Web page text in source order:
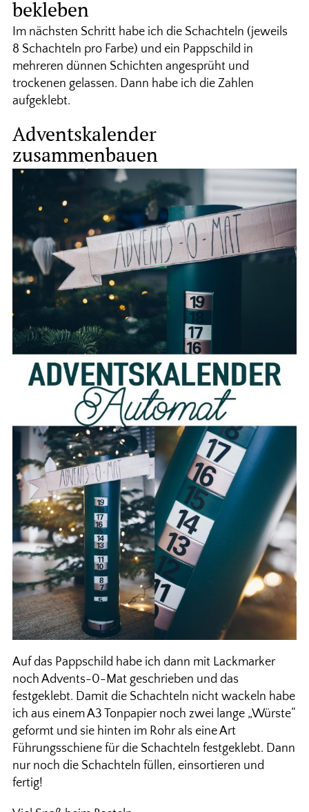
bekleben
Im nächsten Schritt habe ich die Schachteln (jeweils
8 Schachteln pro Farbe) und ein Pappschild in
mehreren dünnen Schichten angesprüht und
trockenen gelassen. Dann habe ich die Zahlen
aufgeklebt.
Adventskalender
zusammenbauen
Auf das Pappschild habe ich dann mit Lackmarker
noch Advents-0-Mat geschrieben und das
festgeklebt. Damit die Schachteln nicht wackeln habe
ich aus einem A3 Tonpapier noch zwei lange „Würste“
geformt und sie hinten im Rohr als eine Art
Führungsschiene für die Schachteln festgeklebt. Dann
nur noch die Schachteln füllen, einsortieren und
fertig!